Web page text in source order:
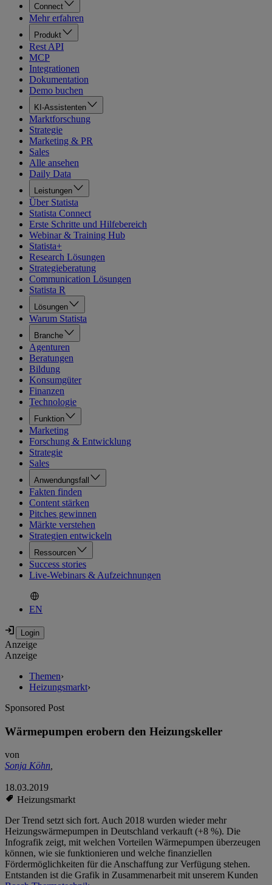
Connect
Mehr erfahren
Produkt
Rest API
MCP
Integrationen
Dokumentation
Demo buchen
KI-Assistenten
Marktforschung
Strategie
Marketing & PR
Sales
Alle ansehen
Daily Data
Leistungen
Über Statista
Statista Connect
Erste Schritte und Hilfebereich
Webinar & Training Hub
Statista+
Research Lösungen
Strategieberatung
Communication Lösungen
Statista R
Lösungen
Warum Statista
Branche
Agenturen
Beratungen
Bildung
Konsumgüter
Finanzen
Technologie
Funktion
Marketing
Forschung & Entwicklung
Strategie
Sales
Anwendungsfall
Fakten finden
Content stärken
Pitches gewinnen
Märkte verstehen
Strategien entwickeln
Ressourcen
Success stories
Live-Webinars & Aufzeichnungen
EN
Anzeige
Anzeige
Themen›
Heizungsmarkt›
Sponsored Post
Wärmepumpen erobern den Heizungskeller
von
Sonja Köhn,
18.03.2019
Heizungsmarkt
Der Trend setzt sich fort. Auch 2018 wurden wieder mehr
Heizungswärmepumpen in Deutschland verkauft (+8 %). Die
Infografik zeigt, mit welchen Vorteilen Wärmepumpen überzeugen
können, wie sie funktionieren und welche finanziellen
Fördermöglichkeiten für die Anschaffung zur Verfügung stehen.
Entstanden ist die Grafik in Zusammenarbeit mit unserem Kunden